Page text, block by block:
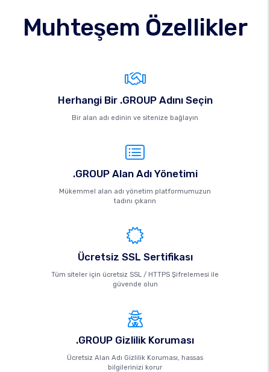
Muhteşem Özellikler
Herhangi Bir .GROUP Adını Seçin
Bir alan adı edinin ve sitenize bağlayın
.GROUP Alan Adı Yönetimi
Mükemmel alan adı yönetim platformumuzun
tadını çıkarın
Ücretsiz SSL Sertifikası
Tüm siteler için ücretsiz SSL / HTTPS Şifrelemesi ile
güvende olun
.GROUP Gizlilik Koruması
Ücretsiz Alan Adı Gizlilik Koruması, hassas
bilgilerinizi korur